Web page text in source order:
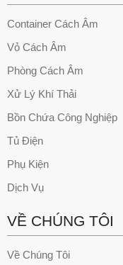
Container Cách Âm
Vỏ Cách Âm
Phòng Cách Âm
Xử Lý Khí Thải
Bồn Chứa Công Nghiệp
Tủ Điện
Phụ Kiện
Dịch Vụ
VỀ CHÚNG TÔI
Về Chúng Tôi